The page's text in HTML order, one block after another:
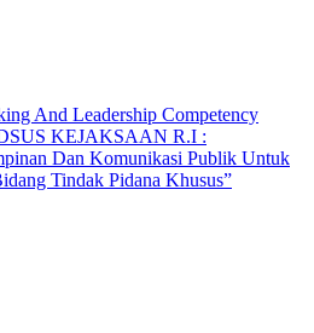
And Leadership Competency
KEJAKSAAN R.I :
Dan Komunikasi Publik Untuk
Tindak Pidana Khusus”